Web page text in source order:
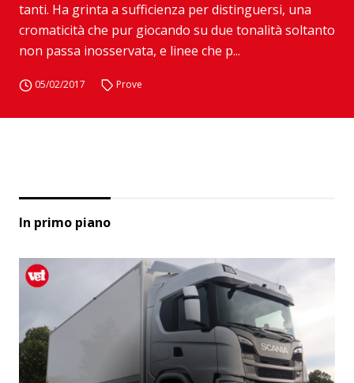
tanti. Ha grinta a sufficienza per distinguersi, una
cromaticità che pur giocando su due tonalità soltanto
non passa inosservata, e linee che p...
05/02/2017 Prove
In primo piano